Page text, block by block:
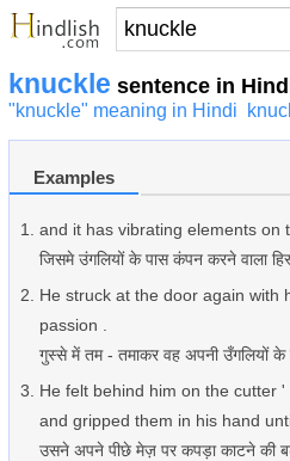
knuckle sentence in
"knuckle" meaning in Hindi
Examples
and it has vibrating elements on
जिसमे उंगलियों के पास कंपन करने वाला
He struck at the door again with
passion .
गुस्से में तम - तमाकर वह अपनी उँगलियों के
He felt behind him on the cutter '
and gripped them in his hand
उसने अपने पीछे मेज़ पर कपड़ा काटने की